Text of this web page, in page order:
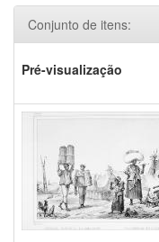
Conjunto de itens:
Pré-visualização